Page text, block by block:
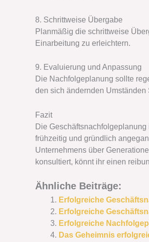
8. Schrittweise Übergabe
Planmäßig die schrittweise
Einarbeitung zu erleichtern.
9. Evaluierung und Anpassung
Die Nachfolgeplanung sollte
den sich ändernden Umständen
Fazit
Die
frühzeitig und gründlich
Unternehmens über
konsultiert, könnt ihr einen
Ähnliche Beiträge:
Erfolgreiche
Erfolgreiche
Erfolgreiche
Das Geheimnis